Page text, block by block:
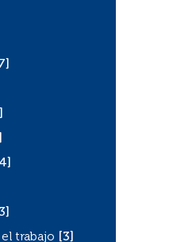
[4]
trabajo
[3]